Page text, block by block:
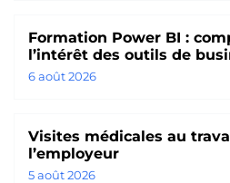
Formation Power BI :
l’intérêt des outils de
6 août 2026
Visites médicales au
l’employeur
5 août 2026